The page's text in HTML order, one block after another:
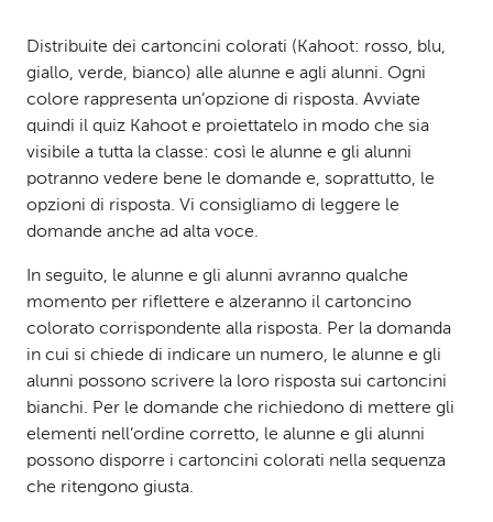
Distribuite dei cartoncini colorati (Kahoot: rosso, blu,
giallo, verde, bianco) alle alunne e agli alunni. Ogni
colore rappresenta un’opzione di risposta. Avviate
quindi il quiz Kahoot e proiettatelo in modo che sia
visibile a tutta la classe: così le alunne e gli alunni
potranno vedere bene le domande e, soprattutto, le
opzioni di risposta. Vi consigliamo di leggere le
domande anche ad alta voce.
In seguito, le alunne e gli alunni avranno qualche
momento per riflettere e alzeranno il cartoncino
colorato corrispondente alla risposta. Per la domanda
in cui si chiede di indicare un numero, le alunne e gli
alunni possono scrivere la loro risposta sui cartoncini
bianchi. Per le domande che richiedono di mettere gli
elementi nell’ordine corretto, le alunne e gli alunni
possono disporre i cartoncini colorati nella sequenza
che ritengono giusta.